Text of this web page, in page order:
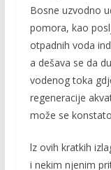
Bosne uzvodno
pomora, kao
otpadnih voda
a dešava se da
vodenog toka
regeneracije
može se
lz ovih kratkih
i nekim njenim